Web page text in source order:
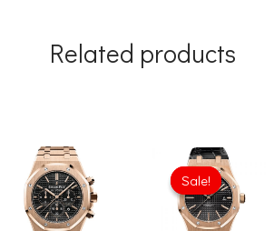
Related products
Sale!
Sale!
Original
price
was:
£1,032.00.